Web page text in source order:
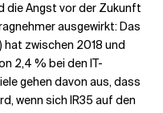
die Angst vor der Zukunft
ausgewirkt: Das
zwischen 2018 und
2,4 % bei den IT-
gehen davon aus, dass
wenn sich IR35 auf den